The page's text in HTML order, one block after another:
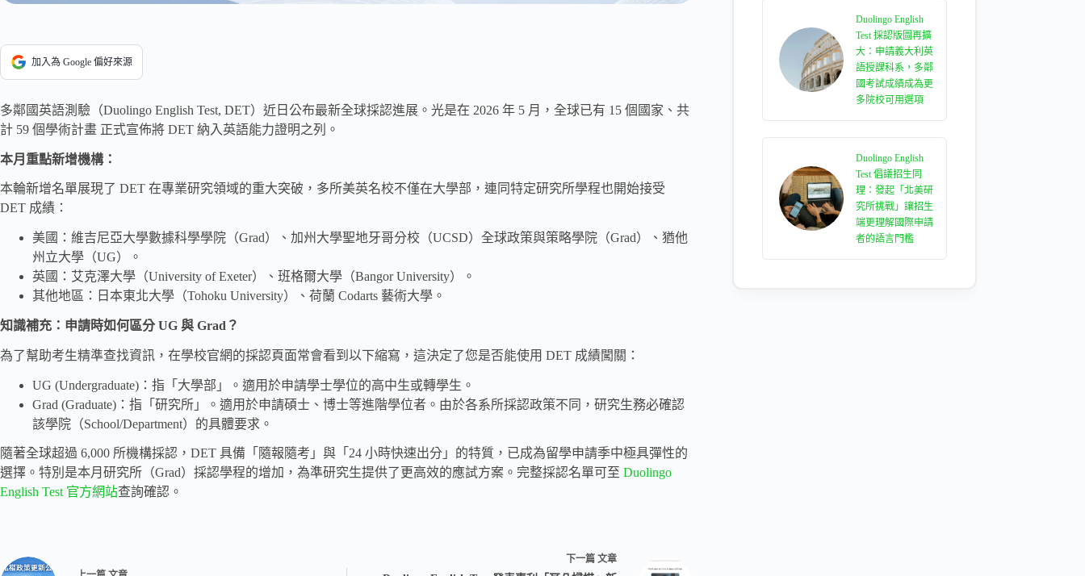
加入為 Google 偏好來源
多鄰國英語測驗（Duolingo English Test, DET）近日公布最新全球採認進展。光是在 2026 年 5 月，全球已有 15 個國家、共
計 59 個學術計畫 正式宣佈將 DET 納入英語能力證明之列。
本月重點新增機構：
本輪新增名單展現了 DET 在專業研究領域的重大突破，多所美英名校不僅在大學部，連同特定研究所學程也開始接受
DET 成績：
美國：維吉尼亞大學數據科學學院（Grad）、加州大學聖地牙哥分校（UCSD）全球政策與策略學院（Grad）、猶他
州立大學（UG）。
英國：艾克澤大學（University of Exeter）、班格爾大學（Bangor University）。
其他地區：日本東北大學（Tohoku University）、荷蘭 Codarts 藝術大學。
知識補充：申請時如何區分 UG 與 Grad？
為了幫助考生精準查找資訊，在學校官網的採認頁面常會看到以下縮寫，這決定了您是否能使用 DET 成績闖關：
UG (Undergraduate)：指「大學部」。適用於申請學士學位的高中生或轉學生。
Grad (Graduate)：指「研究所」。適用於申請碩士、博士等進階學位者。由於各系所採認政策不同，研究生務必確認
該學院（School/Department）的具體要求。
隨著全球超過 6,000 所機構採認，DET 具備「隨報隨考」與「24 小時快速出分」的特質，已成為留學申請季中極具彈性的
選擇。特別是本月研究所（Grad）採認學程的增加，為準研究生提供了更高效的應試方案。完整採認名單可至 Duolingo
English Test 官方網站查詢確認。
下一篇 文章
Duolingo English
Test 採認版圖再擴
大：申請義大利英
語授課科系，多鄰
國考試成績成為更
多院校可用選項
Duolingo English
Test 倡議招生同
理：發起「北美研
究所挑戰」讓招生
端更理解國際申請
者的語言門檻